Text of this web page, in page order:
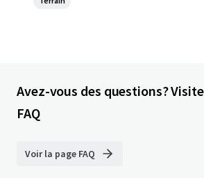
Avez-vous des questions?
FAQ
Voir la page FAQ